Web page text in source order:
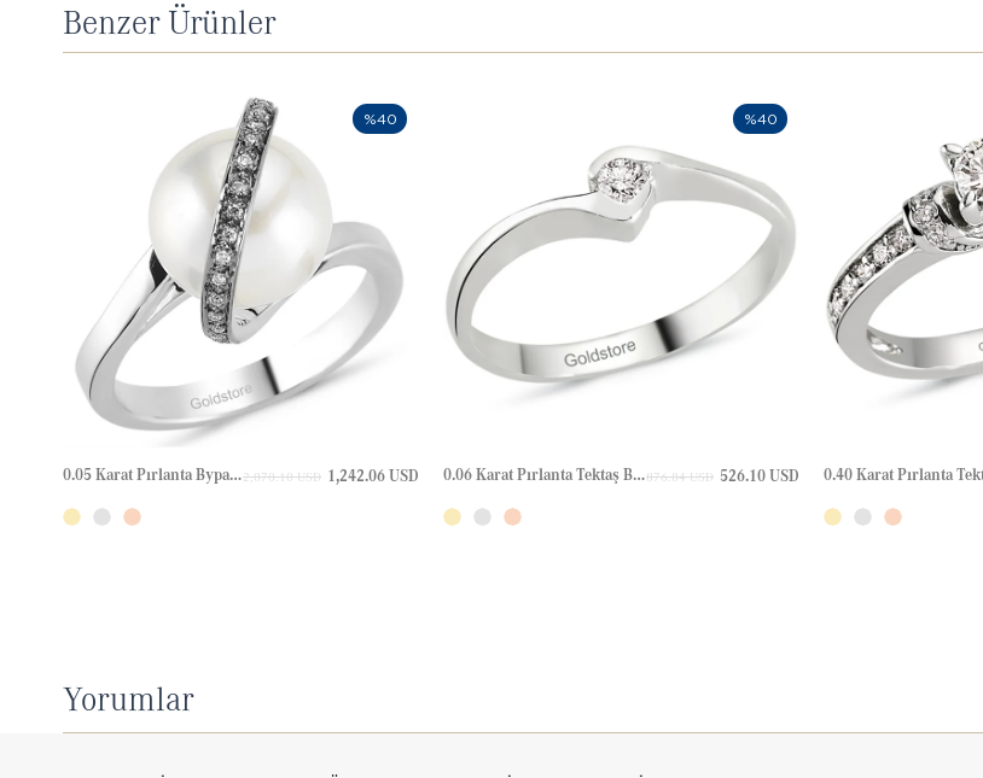
Benzer Ürünler
0.05 Karat Pırlanta Bypass Altın Yüzük 1,242.06 USD
2,070.10 USD
%40
0.06 Karat Pırlanta Tektaş Bypass Altın Yüzük 526.10 USD
876.84 USD
%40
Yorumlar